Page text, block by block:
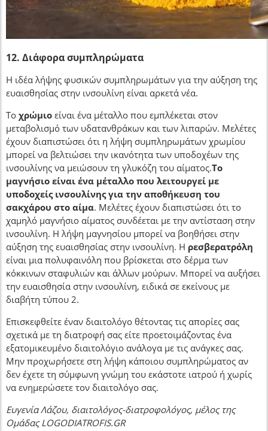
12. Διάφορα συμπληρώματα
Η ιδέα λήψης φυσικών συμπληρωμάτων για την αύξηση της
ευαισθησίας στην ινσουλίνη είναι αρκετά νέα.
Το χρώμιο είναι ένα μέταλλο που εμπλέκεται στον
μεταβολισμό των υδατανθράκων και των λιπαρών. Μελέτες
έχουν διαπιστώσει ότι η λήψη συμπληρωμάτων χρωμίου
μπορεί να βελτιώσει την ικανότητα των υποδοχέων της
ινσουλίνης να μειώσουν τη γλυκόζη του αίματος.Το
μαγνήσιο είναι ένα μέταλλο που λειτουργεί με
υποδοχείς ινσουλίνης για την αποθήκευση του
σακχάρου στο αίμα. Μελέτες έχουν διαπιστώσει ότι το
χαμηλό μαγνήσιο αίματος συνδέεται με την αντίσταση στην
ινσουλίνη. Η λήψη μαγνησίου μπορεί να βοηθήσει στην
αύξηση της ευαισθησίας στην ινσουλίνη. Η ρεσβερατρόλη
είναι μια πολυφαινόλη που βρίσκεται στο δέρμα των
κόκκινων σταφυλιών και άλλων μούρων. Μπορεί να αυξήσει
την ευαισθησία στην ινσουλίνη, ειδικά σε εκείνους με
διαβήτη τύπου 2.
Επισκεφθείτε έναν διαιτολόγο θέτοντας τις απορίες σας
σχετικά με τη διατροφή σας είτε προετοιμάζοντας ένα
εξατομικευμένο διαιτολόγιο ανάλογα με τις ανάγκες σας.
Μην προχωρήσετε στη λήψη κάποιου συμπληρώματος αν
δεν έχετε τη σύμφωνη γνώμη του εκάστοτε ιατρού ή χωρίς
να ενημερώσετε τον διαιτολόγο σας.
Ευγενία Λάζου, διαιτολόγος-διατροφολόγος, μέλος της
Ομάδας LOGODIATROFIS.GR